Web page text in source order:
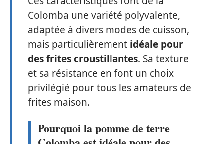
Colomba une variété polyvalente,
adaptée à divers modes de cuisson,
mais particulièrement idéale pour
des frites croustillantes. Sa texture
et sa résistance en font un choix
privilégié pour tous les amateurs de
frites maison.
Pourquoi la pomme de terre